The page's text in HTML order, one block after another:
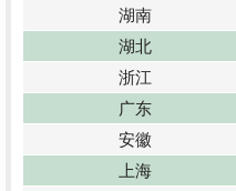
湖南
湖北
浙江
广东
安徽
上海